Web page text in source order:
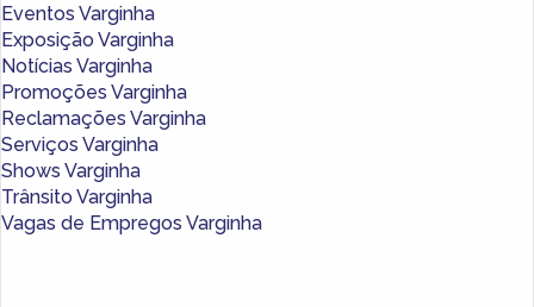
Eventos Varginha
Exposição Varginha
Notícias Varginha
Promoções Varginha
Reclamações Varginha
Serviços Varginha
Shows Varginha
Trânsito Varginha
Vagas de Empregos Varginha